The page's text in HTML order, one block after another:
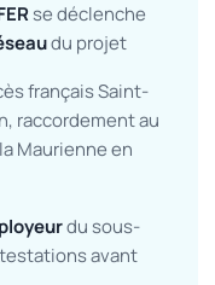
se déclenche
du projet
français Saint-
raccordement au
Maurienne en
du sous-
avant